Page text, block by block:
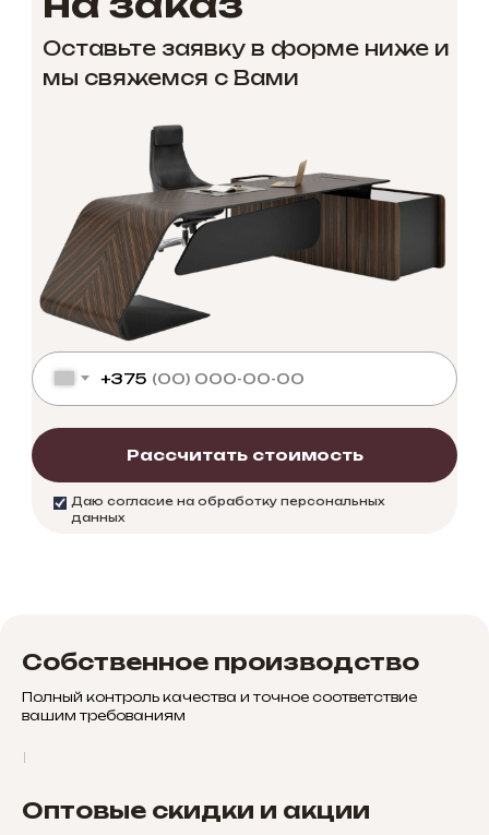
Оставьте заявку в форме ниже и
мы свяжемся с Вами
Даю согласие на обработку персональных
данных
+375
Рассчитать стоимость
Собственное производство
Полный контроль качества и точное соответствие
вашим требованиям
Оптовые скидки и акции